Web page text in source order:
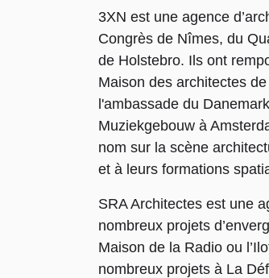
3XN est une agence
Congrès de Nîmes, du
de Holstebro. Ils ont
Maison des architectes
l'ambassade du
Muziekgebouw à
nom sur la scène
et à leurs formations
SRA Architectes est une
nombreux projets
Maison de la Radio ou
nombreux projets à La